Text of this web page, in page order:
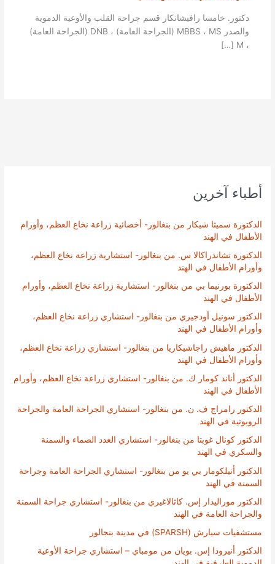
أطباء آخرين
الدكتورة سميثا شيكار من بنغالور- أخصائية زراعة نخاع العظم، وأورام
الأطفال في الهند
الدكتورة تشاندراكالا س. من بنغالور- استشارية زراعة نخاع العظم،
وأورام الأطفال في الهند
الدكتورة بورنيما بي من بنغالور- استشارية زراعة نخاع العظم، وأورام
الأطفال في الهند
الدكتور سونيل أودجيري من بنغالور- استشاري زراعة نخاع العظم،
وأورام الأطفال في الهند
الدكتور ماهيش راجاشيكاريا من بنغالور- استشاري زراعة نخاع العظم،
وأورام الأطفال في الهند
الدكتور أناند كومار ك. من بنغالور- استشاري زراعة نخاع العظم، وأورام
الأطفال في الهند
الدكتور رامراج ف. ن. من بنغالور- استشاري الجراحة العامة والجراحة
الروبوتية في الهند
الدكتور كونال غوبتا من بنغالور- استشاري الغدد الصماء والسمنة
والسكري في الهند
الدكتور أنيلكومار بي يو من بنغالور- استشاري الجراحة العامة وجراحة
السمنة في الهند
الدكتور موراليدار إس. كاثالاغيري من بنغالور- استشاري جراحة السمنة
والجراحة العامة في الهند
مستشفيات سبارش (SPARSH) في مدينة بنجالور
الدكتور أنيرودا إس. بويان من مومباي – استشاري جراحة الأوعية
دكتور. خامسا رافيشانكار قسم جراحة القلب والأوعية الدموية
والصدر MBBS ، MS (الجراحة العامة) ، DNB (الجراحة العامة)
، M […]